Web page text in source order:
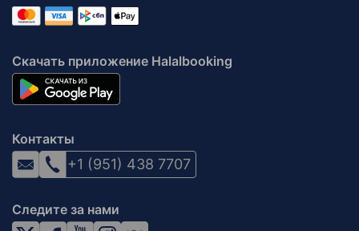
Скачать приложение Halalbooking
Контакты
+1 (951) 438 7707
Следите за нами